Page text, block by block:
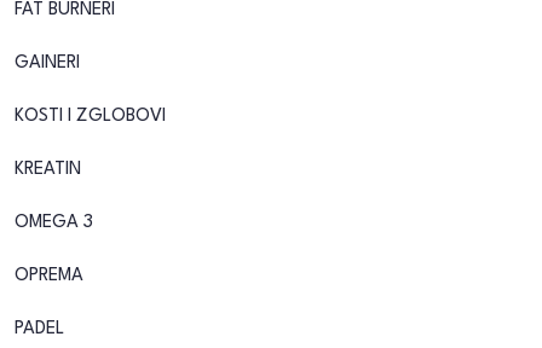
FAT BURNERI
GAINERI
KOSTI I ZGLOBOVI
KREATIN
OMEGA 3
OPREMA
PADEL